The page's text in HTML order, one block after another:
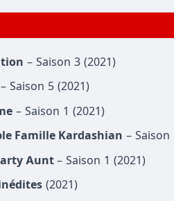
– Saison 3 (2021)
– Saison 5 (2021)
– Saison 1 (2021)
Famille Kardashian – Saison
Aunt– Saison 1 (2021)
(2021)